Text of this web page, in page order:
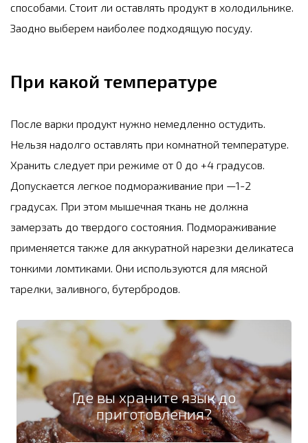
способами. Стоит ли оставлять продукт в холодильнике.
Заодно выберем наиболее подходящую посуду.
При какой температуре
После варки продукт нужно немедленно остудить.
Нельзя надолго оставлять при комнатной температуре.
Хранить следует при режиме от 0 до +4 градусов.
Допускается легкое подмораживание при —1-2
градусах. При этом мышечная ткань не должна
замерзать до твердого состояния. Подмораживание
применяется также для аккуратной нарезки деликатеса
тонкими ломтиками. Они используются для мясной
тарелки, заливного, бутербродов.
Где вы храните язык до
приготовления?